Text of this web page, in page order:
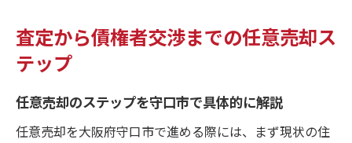
査定から債権者交渉までの任意売却ス
テップ
任意売却のステップを守口市で具体的に解説
任意売却を大阪府守口市で進める際には、まず現状の住